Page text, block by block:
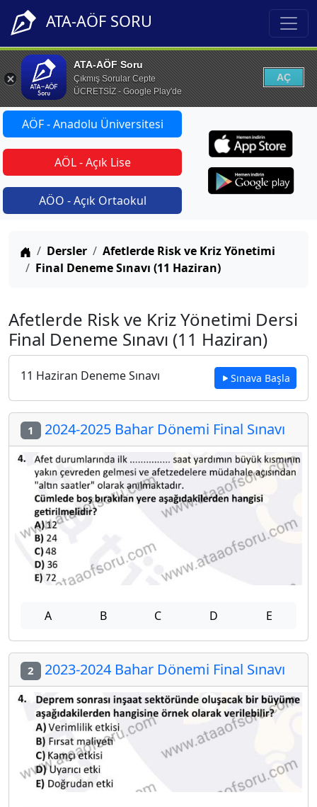
ATA-AÖF SORU
ATA-AÖF Soru
Çıkmış Sorular Cepte
ÜCRETSİZ - Google Play'de
AÇ
AÖF - Anadolu Üniversitesi
AÖL - Açık Lise
AÖO - Açık Ortaokul
Anasayfa
Dersler
Afetlerde Risk ve Kriz Yönetimi
Final Deneme Sınavı (11 Haziran)
Afetlerde Risk ve Kriz Yönetimi Dersi
Final Deneme Sınavı (11 Haziran)
11 Haziran Deneme Sınavı Sınava Başla
1 2024-2025 Bahar Dönemi Final Sınavı
A B C D E
2 2023-2024 Bahar Dönemi Final Sınavı